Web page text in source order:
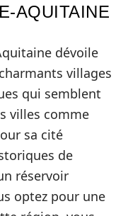
AQUITAINE
dévoile
villages
qui semblent
villes comme
sa cité
de
réservoir
optez pour une